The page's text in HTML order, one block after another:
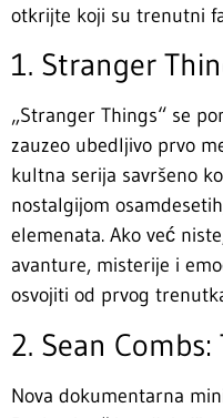
otkrijte koji su trenutni
1. Stranger
„Stranger Things“ se
zauzeo ubedljivo prvo
kultna serija savršeno
nostalgijom
elemenata. Ako već
avanture, misterije i
osvojiti od prvog
2. Sean
Nova dokumentarna